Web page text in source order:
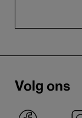
Volg ons